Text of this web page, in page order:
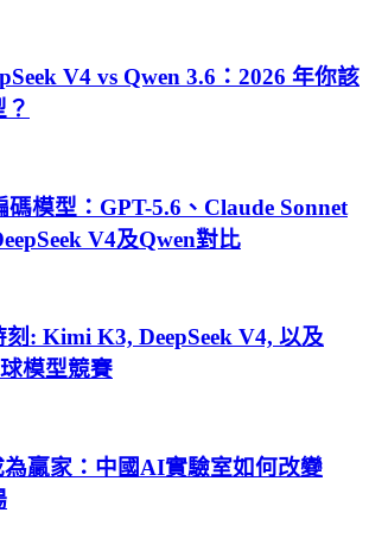
V4 vs Qwen 3.6：2026 年你該
模型：GPT-5.6、Claude Sonnet
V4及Qwen對比
: Kimi K3, DeepSeek V4, 以及
模型競賽
為贏家：中國AI實驗室如何改變